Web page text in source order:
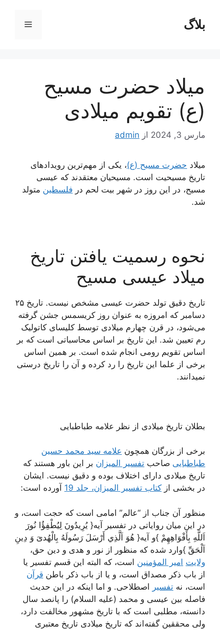
محتوابلاگ فهرست
میلاد حضرت مسیح
(ع) تقویم میلادی
مارس 3, 2024 از admin
میلاد حضرت مسیح (ع)، یکی از مهم‌ترین رویدادهای
تاریخ مسیحیت است. مسیحیان معتقدند که عیسی
مسیح، در این روز در شهر بیت ‌لحم در فلسطین متولد
شد.
نحوه رسمیت یافتن تاریخ
میلاد عیسی مسیح
تاریخ دقیق تولد حضرت عیسی مشخص نیست. تاریخ ۲۵
دسامبر که امروزه به عنوان روز کریسمس جشن گرفته
می‌شود، در قرن چهارم میلادی توسط کلیسای کاتولیک
رم تعیین شد. این تاریخ بر اساس محاسباتی است که بر
اساس تقویم رومی انجام شده است. بر همین اساس
برخی از علما این تاریخ را رد کرده و آن را تاریخ درستی
نمیدانند.
بطلان تاریخ میلادی از نظر علامه طباطبایی
برخی از بزرگان همچون علامه سید محمد حسین
طباطبایی صاحب تفسیر المیزان بر این باور هستند که
تاریخ میلادی دارای اختلاف بوده و دقیق نیست. ایشان
در بخشی از کتاب تفسیر المیزان، جلد 19 آورده است:
منظور آن جناب از “عالم” امامى است كه حجت است، و
در اين ميان رواياتى‌ در تفسير آيه‌{ يُرِيدُونَ لِيُطْفِؤُا نُورَ
اَللَّهِ بِأَفْوَاهِهِمْ }و آيه‌{ هُوَ اَلَّذِي أَرْسَلَ رَسُولَهُ بِالْهُدىَ وَ دِينِ
اَلْحَقِّ }وارد شده كه منظور از نور و هدى و دين حق،
ولايت امير المؤمنين است، كه البته اين قسم تفسير يا
از باب ذكر مصداق است، و يا از باب ذكر باطن قرآن
است، نه تفسير اصطلاحى. و اما اينكه در اين حديث
فاصله بين عيسى و محمد (علیه السلام) را پانصد سال
دانسته، مطلبى است كه با تاريخ مشهور مخالفت دارد،
ولى محققين گفته‌اند كه تاريخ ميلادى تاريخ معتبرى